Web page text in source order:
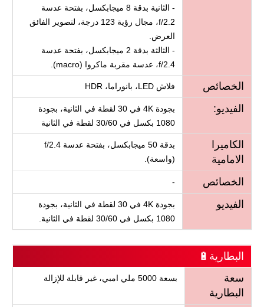
- الثانية بدقة 8 ميجابكسل، بفتحة عدسة
f/2.2، مجال رؤية 123 درجة، لتصوير الفائق
العرض.
- الثالثة بدقة 2 ميجابكسل، بفتحة عدسة
f/2.4، عدسة مقربة ماكروا (macro).
الخصائص فلاش LED، بانوراما، HDR
الفيديو:
بجودة 4K في 30 لقطة في الثانية، بجودة
1080 بكسل في 30/60 لقطة في الثانية
الكاميرا
الامامية
بدقة 50 ميجابكسل، بفتحة عدسة f/2.4
(واسعة).
الخصائص -
الفيديو
بجودة 4K في 30 لقطة في الثانية، بجودة
1080 بكسل في 30/60 لقطة في الثانية.
البطارية🔋
سعة
البطارية
بسعة 5000 ملي امبي، غير قابلة للإزالة